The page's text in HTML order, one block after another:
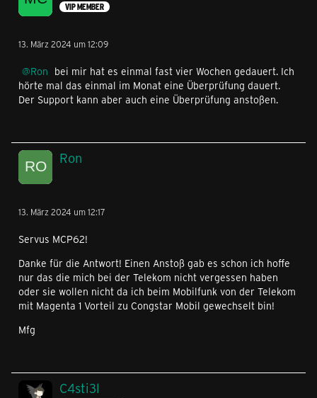
VIP MEMBER
13. März 2024 um 12:09
Ron bei mir hat es einmal fast vier Wochen gedauert. Ich
hörte mal das einmal im Monat eine Überprüfung dauert.
Der Support kann aber auch eine Überprüfung anstoßen.
Ron
13. März 2024 um 12:17
Servus MCP62!
Danke für die Antwort! Einen Anstoß gab es schon ich hoffe
nur das die mich bei der Telekom nicht vergessen haben
oder sie wollen nicht da ich beim Mobilfunk von der Telekom
mit Magenta 1 Vorteil zu Congstar Mobil gewechselt bin!
Mfg
C4sti3l